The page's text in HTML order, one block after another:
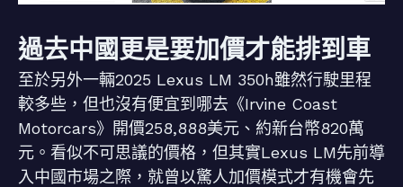
過去中國更是要加價才能排到車
至於另外一輛2025 Lexus LM 350h雖然行駛里程
較多些，但也沒有便宜到哪去《Irvine Coast
Motorcars》開價258,888美元、約新台幣820萬
元。看似不可思議的價格，但其實Lexus LM先前導
入中國市場之際，就曾以驚人加價模式才有機會先